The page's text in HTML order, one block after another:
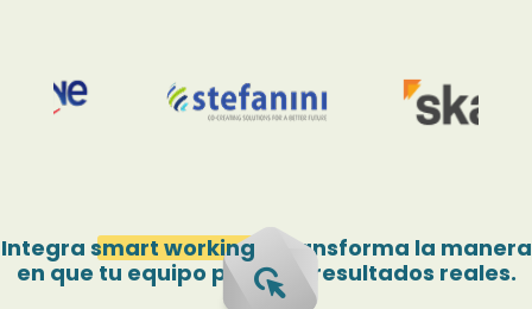
Integra smart working y transforma la manera
en que tu equipo produce resultados reales.
left_click